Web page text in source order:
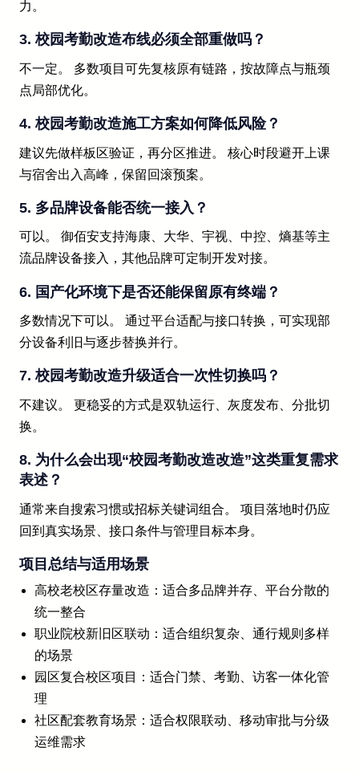
力。
3. 校园考勤改造布线必须全部重做吗？
不一定。 多数项目可先复核原有链路，按故障点与瓶颈
点局部优化。
4. 校园考勤改造施工方案如何降低风险？
建议先做样板区验证，再分区推进。 核心时段避开上课
与宿舍出入高峰，保留回滚预案。
5. 多品牌设备能否统一接入？
可以。 御佰安支持海康、大华、宇视、中控、熵基等主
流品牌设备接入，其他品牌可定制开发对接。
6. 国产化环境下是否还能保留原有终端？
多数情况下可以。 通过平台适配与接口转换，可实现部
分设备利旧与逐步替换并行。
7. 校园考勤改造升级适合一次性切换吗？
不建议。 更稳妥的方式是双轨运行、灰度发布、分批切
换。
8. 为什么会出现“校园考勤改造改造”这类重复需求
表述？
通常来自搜索习惯或招标关键词组合。 项目落地时仍应
回到真实场景、接口条件与管理目标本身。
项目总结与适用场景
高校老校区存量改造：适合多品牌并存、平台分散的
统一整合
职业院校新旧区联动：适合组织复杂、通行规则多样
的场景
园区复合校区项目：适合门禁、考勤、访客一体化管
理
社区配套教育场景：适合权限联动、移动审批与分级
运维需求